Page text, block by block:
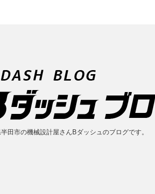
田市の機械設計屋さんBダッシュのブログです。